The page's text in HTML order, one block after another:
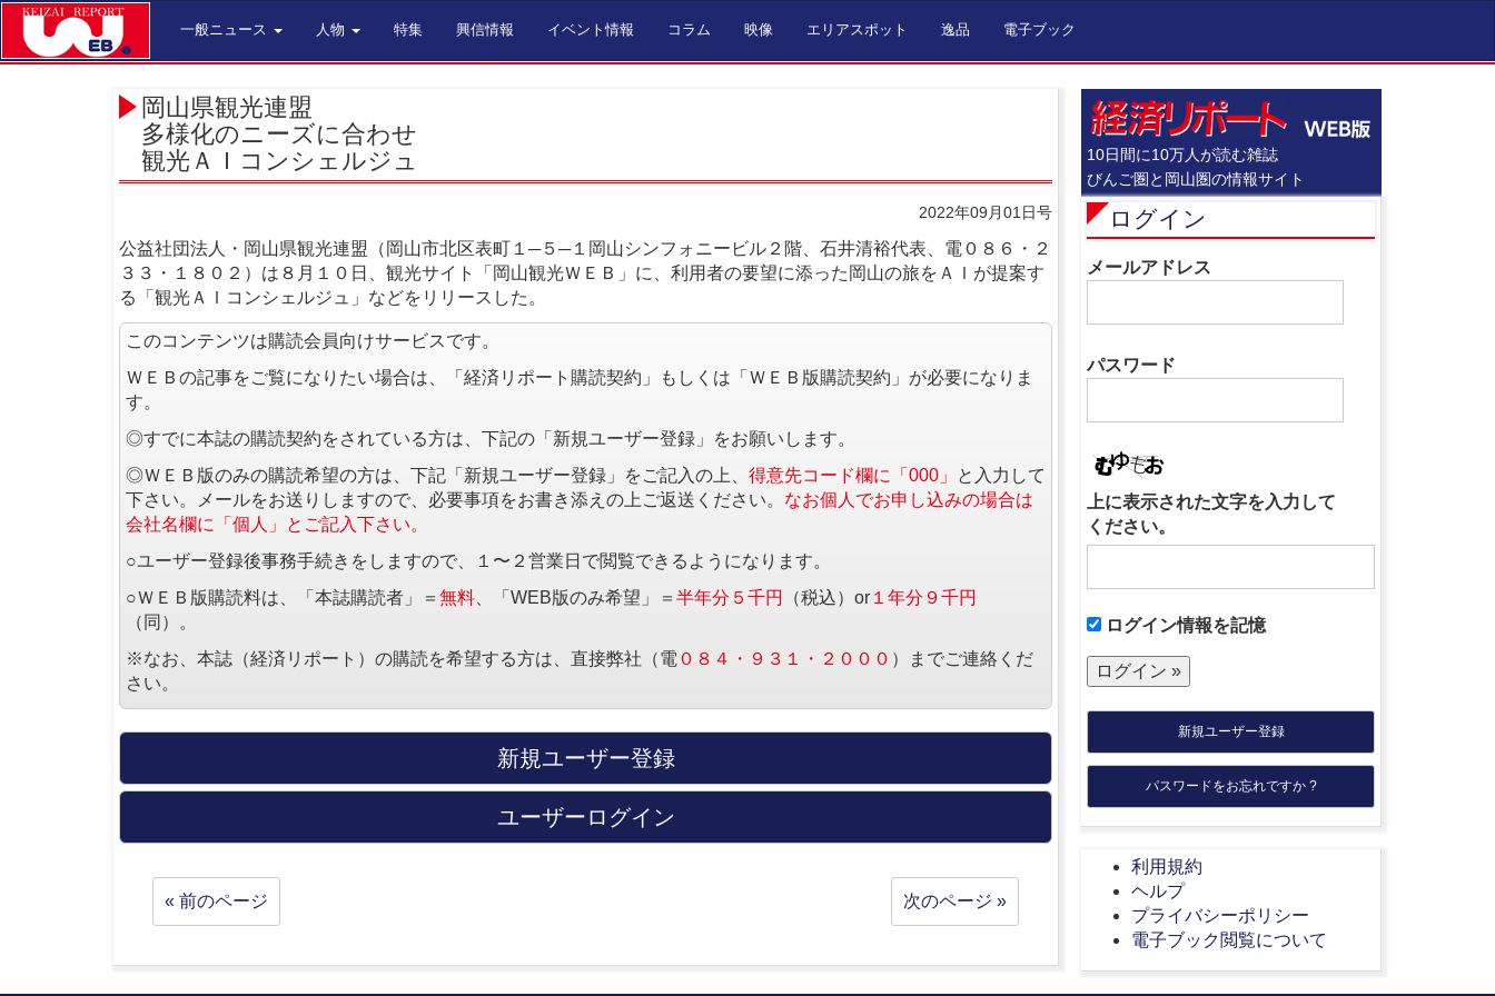
一般ニュース 人物 特集 興信情報 イベント情報 コラム 映像 エリアスポット 逸品 電子ブック
岡山県観光連盟
多様化のニーズに合わせ
観光ＡＩコンシェルジュ
2022年09月01日号
公益社団法人・岡山県観光連盟（岡山市北区表町１─５─１岡山シンフォニービル２階、石井清裕代表、電０８６・２
３３・１８０２）は８月１０日、観光サイト「岡山観光ＷＥＢ」に、利用者の要望に添った岡山の旅をＡＩが提案す
る「観光ＡＩコンシェルジュ」などをリリースした。
このコンテンツは購読会員向けサービスです。
ＷＥＢの記事をご覧になりたい場合は、「経済リポート購読契約」もしくは「ＷＥＢ版購読契約」が必要になりま
す。
◎すでに本誌の購読契約をされている方は、下記の「新規ユーザー登録」をお願いします。
◎ＷＥＢ版のみの購読希望の方は、下記「新規ユーザー登録」をご記入の上、 得意先コード欄に「000」
と入力して
下さい。メールをお送りしますので、必要事項をお書き添えの上ご返送ください。 なお個人でお申し込みの場合は
会社名欄に「個人」とご記入下さい。
○ユーザー登録後事務手続きをしますので、１〜２営業日で閲覧できるようになります。
○ＷＥＢ版購読料は、「本誌購読者」＝ 無料 、「WEB版のみ希望」＝ 半年分５千円 （税込）or １年分９千円
（同）。
※なお、本誌（経済リポート）の購読を希望する方は、直接弊社（電 ０８４・９３１・２０００ ）までご連絡くだ
さい。
新規ユーザー登録
ユーザーログイン
« 前のページ 次のページ »
10日間に10万人が読む雑誌
びんご圏と岡山圏の情報サイト
ログイン
メールアドレス
パスワード
上に表示された文字を入力して
ください。
ログイン情報を記憶
新規ユーザー登録
パスワードをお忘れですか ?
利用規約
ヘルプ
プライバシーポリシー
電子ブック閲覧について